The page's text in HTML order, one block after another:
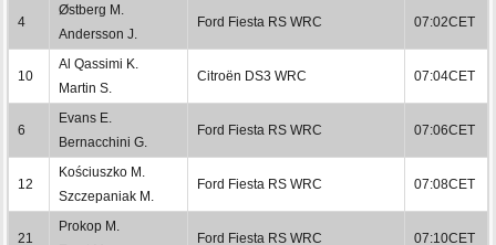
4
Østberg M.
Andersson J.
Ford Fiesta RS WRC 07:02CET
10
Al Qassimi K.
Martin S.
Citroën DS3 WRC 07:04CET
6
Evans E.
Bernacchini G.
Ford Fiesta RS WRC 07:06CET
12
Kościuszko M.
Szczepaniak M.
Ford Fiesta RS WRC 07:08CET
21
Prokop M.
Ford Fiesta RS WRC 07:10CET